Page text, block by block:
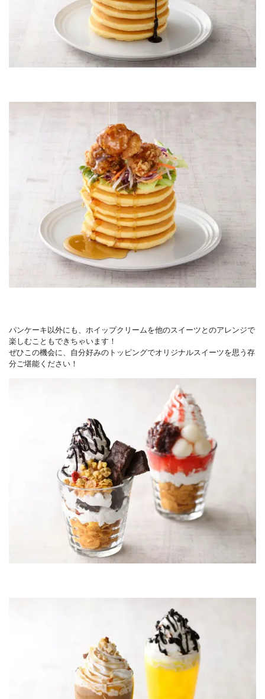
パンケーキ以外にも、ホイップクリームを他のスイーツとのアレンジで
楽しむこともできちゃいます！
ぜひこの機会に、自分好みのトッピングでオリジナルスイーツを思う存
分ご堪能ください！